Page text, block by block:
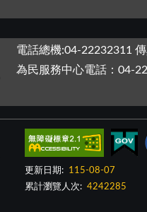
電話總機:04-22232311
為民服務中心電話：04-
更新日期:
115-08-07
累計瀏覽人次: 4242285